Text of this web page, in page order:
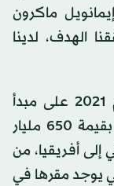
ماكرون
الهدف، لدينا
وكان المجتمع الدولي اتفق في العام 2021 على مبدأ
إصدار عالمي لحقوق السحب الخاصة بقيمة 650 مليار
إلى أفريقيا، من
يوجد مقرها في